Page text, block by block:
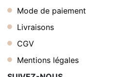
Mode de paiement
Livraisons
CGV
Mentions légales